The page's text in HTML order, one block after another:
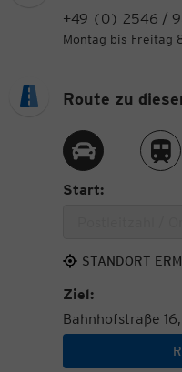
+49 (0) 2546 /
Montag bis Freitag
Route zu
Route per Auto
Start:
STANDORT
Ziel:
Bahnhofstraße